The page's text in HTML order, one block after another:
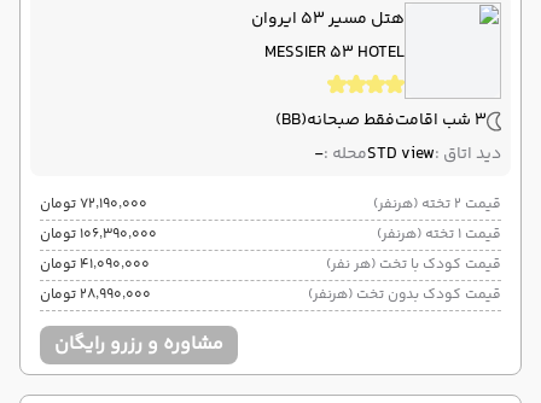
هتل مسیر 53 ایروان
MESSIER 53 HOTEL
3 شب اقامت فقط صبحانه(BB)
دید اتاق :STD viewمحله :-
قیمت 2 تخته (هرنفر)
۷۲٬۱۹۰٬۰۰۰ تومان
قیمت 1 تخته (هرنفر)
۱۰۶٬۳۹۰٬۰۰۰ تومان
قیمت کودک با تخت (هر نفر)
۴۱٬۰۹۰٬۰۰۰ تومان
قیمت کودک بدون تخت (هرنفر)
۲۸٬۹۹۰٬۰۰۰ تومان
مشاوره و رزرو رایگان